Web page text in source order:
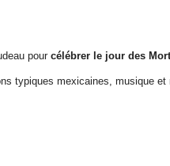
pour célébrer le jour des
typiques mexicaines, musique